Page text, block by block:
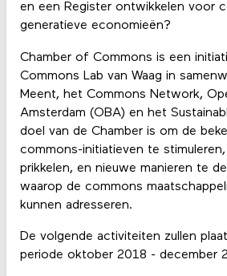
en een Register ontwikkelen voor
generatieve economieën?
Chamber of Commons is een
Commons Lab van Waag in
Meent, het Commons Network,
Amsterdam (OBA) en het
doel van de Chamber is om de
commons-initiatieven te
prikkelen, en nieuwe manieren te
waarop de commons
kunnen adresseren.
De volgende activiteiten zullen
periode oktober 2018 - december